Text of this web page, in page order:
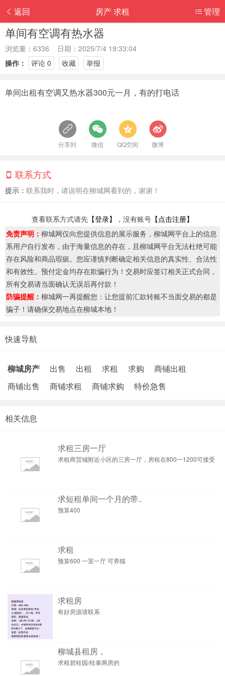
返回 管理
房产 求租
单间有空调有热水器
浏览量：6336 日期：2025/7/4 19:33:04
操作：
评论 0 收藏 举报
单间出租有空调又热水器300元一月，有的打电话
分享到 微信 QQ空间 微博
联系方式
提示： 联系我时，请说明在柳城网看到的，谢谢！
查看联系方式请先 【登录】 ，没有账号 【点击注册】
免责声明： 柳城网仅向您提供信息的展示服务，柳城网平台上的信息
系用户自行发布，由于海量信息的存在，且柳城网平台无法杜绝可能
存在风险和商品瑕疵。您应谨慎判断确定相关信息的真实性、合法性
和有效性。预付定金均存在欺骗行为！交易时应签订相关正式合同，
所有交易请当面确认无误后再付款！
防骗提醒： 柳城网一再提醒您：让您提前汇款转账不当面交易的都是
骗子！请确保交易地点在柳城本地！
快速导航
柳城房产 出售 出租 求租 求购
商铺出租
商铺出售
商铺求租 商铺求购 特价急售
相关信息
求租三房一厅
求租商贸城附近小区的三房一厅，房租在800一1200可接受
求短租单间一个月的带..
预算400
求租
预算600 一室一厅 可养猫
求租房
有好房源请联系
柳城县租房，
求租碧桂园/桂泰两房的